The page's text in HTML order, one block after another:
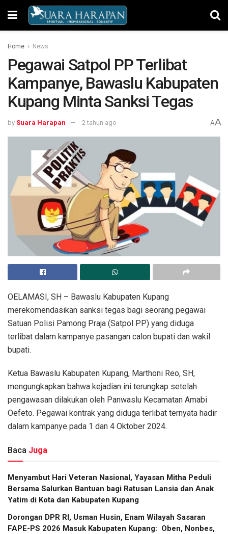
Home News
Pegawai Satpol PP Terlibat
Kampanye, Bawaslu Kabupaten
Kupang Minta Sanksi Tegas
by Suara Harapan 2 tahun ago AA
OELAMASI, SH – Bawaslu Kabupaten Kupang
merekomendasikan sanksi tegas bagi seorang pegawai
Satuan Polisi Pamong Praja (Satpol PP) yang diduga
terlibat dalam kampanye pasangan calon bupati dan wakil
bupati.
Ketua Bawaslu Kabupaten Kupang, Marthoni Reo, SH,
mengungkapkan bahwa kejadian ini terungkap setelah
pengawasan dilakukan oleh Panwaslu Kecamatan Amabi
Oefeto. Pegawai kontrak yang diduga terlibat ternyata hadir
dalam kampanye pada 1 dan 4 Oktober 2024.
Baca Juga
​Menyambut Hari Veteran Nasional, Yayasan Mitha Peduli
Bersama Salurkan Bantuan bagi Ratusan Lansia dan Anak
Yatim di Kota dan Kabupaten Kupang
Dorongan DPR RI, Usman Husin, Enam Wilayah Sasaran
FAPE-PS 2026 Masuk Kabupaten Kupang: Oben, Nonbes,